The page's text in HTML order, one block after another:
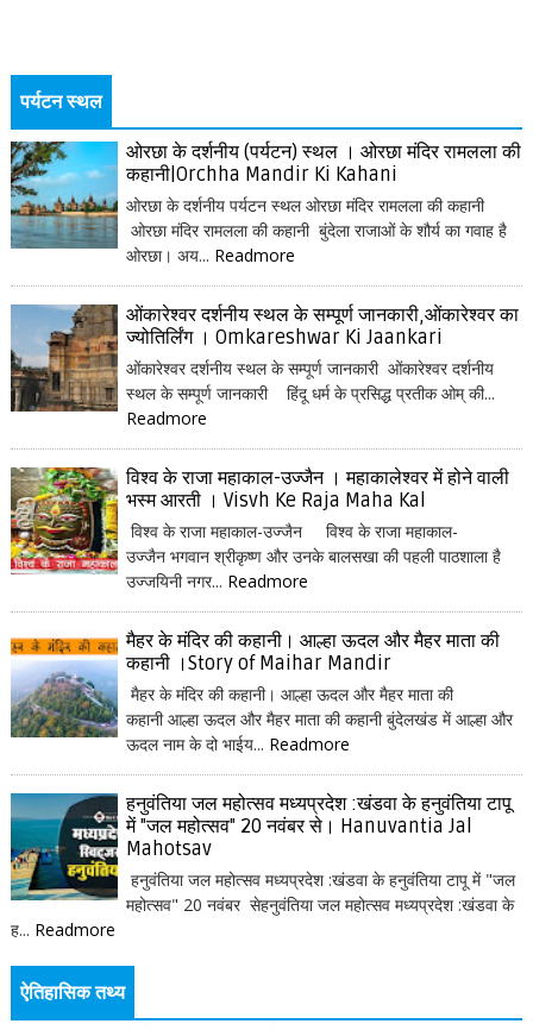
पर्यटन स्थल
ओरछा के दर्शनीय (पर्यटन) स्थल । ओरछा मंदिर रामलला की
कहानी|Orchha Mandir Ki Kahani
ओरछा के दर्शनीय पर्यटन स्थल ओरछा मंदिर रामलला की कहानी
ओरछा मंदिर रामलला की कहानी बुंदेला राजाओं के शौर्य का गवाह है
ओरछा। अय... Readmore
ओंकारेश्वर दर्शनीय स्थल के सम्पूर्ण जानकारी,ओंकारेश्वर का
ज्योतिर्लिंग । Omkareshwar Ki Jaankari
ओंकारेश्वर दर्शनीय स्थल के सम्पूर्ण जानकारी ओंकारेश्वर दर्शनीय
स्थल के सम्पूर्ण जानकारी हिंदू धर्म के प्रसिद्ध प्रतीक ओम् की...
Readmore
विश्व के राजा महाकाल-उज्जैन । महाकालेश्वर में होने वाली
भस्म आरती । Visvh Ke Raja Maha Kal
विश्व के राजा महाकाल-उज्जैन विश्व के राजा महाकाल-
उज्जैन भगवान श्रीकृष्ण और उनके बालसखा की पहली पाठशाला है
उज्जयिनी नगर... Readmore
मैहर के मंदिर की कहानी। आल्हा ऊदल और मैहर माता की
कहानी ।Story of Maihar Mandir
मैहर के मंदिर की कहानी। आल्हा ऊदल और मैहर माता की
कहानी आल्हा ऊदल और मैहर माता की कहानी बुंदेलखंड में आल्हा और
ऊदल नाम के दो भाईय... Readmore
हनुवंतिया जल महोत्सव मध्यप्रदेश :खंडवा के हनुवंतिया टापू
में "जल महोत्सव" 20 नवंबर से। Hanuvantia Jal
Mahotsav
हनुवंतिया जल महोत्सव मध्यप्रदेश :खंडवा के हनुवंतिया टापू में "जल
महोत्सव" 20 नवंबर सेहनुवंतिया जल महोत्सव मध्यप्रदेश :खंडवा के
ह... Readmore
ऐतिहासिक तथ्य